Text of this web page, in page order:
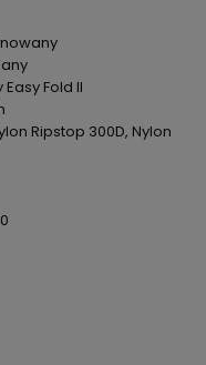
Fold II
Ripstop 300D, Nylon